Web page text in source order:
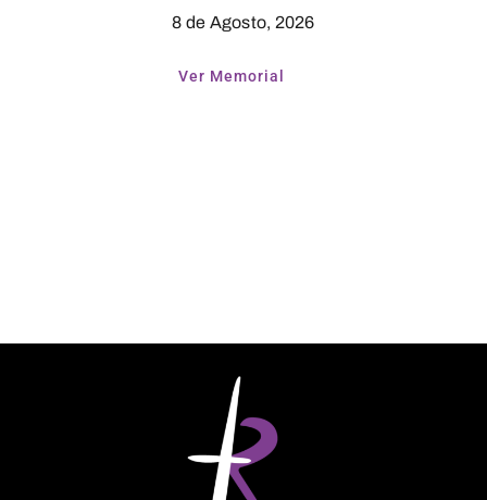
8 de Agosto, 2026
Ver Memorial